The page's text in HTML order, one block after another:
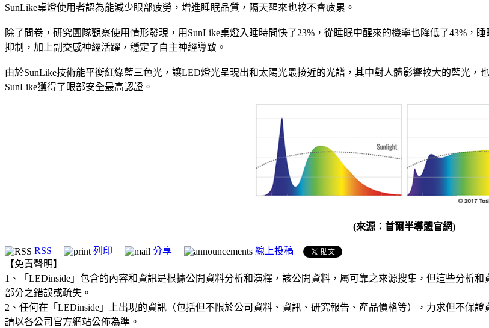
SunLike桌燈使用者認為能減少眼部疲勞，增進睡眠品質，隔天醒來也較不會疲累。
除了問卷，研究團隊觀察使用情形發現，用SunLike桌燈入睡時間快了23%，從睡眠中醒來的機率也降低了43%，
抑制，加上副交感神經活躍，穩定了自主神經導致。
由於SunLike技術能平衡紅綠藍三色光，讓LED燈光呈現出和太陽光最接近的光譜，其中對人體影響較大的藍光，
SunLike獲得了眼部安全最高認證。
(來源：首爾半導體官網)
RSS 列印 分享
線上投稿
【免責聲明】
1、「LEDinside」包含的內容和資訊是根據公開資料分析和演釋，該公開資料，屬可靠之來源搜集，但這些分析
部分之錯誤或疏失。
2、任何在「LEDinside」上出現的資訊（包括但不限於公司資料、資訊、研究報告、產品價格等），力求但不保
請以各公司官方網站公佈為準。